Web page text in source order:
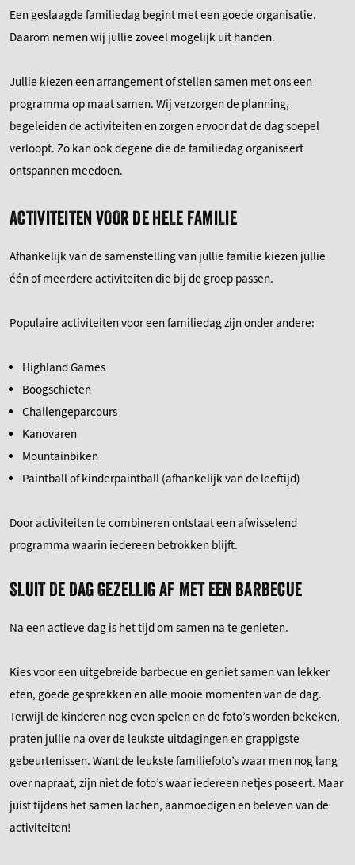
Een geslaagde familiedag begint met een goede organisatie.
Daarom nemen wij jullie zoveel mogelijk uit handen.
Jullie kiezen een arrangement of stellen samen met ons een
programma op maat samen. Wij verzorgen de planning,
begeleiden de activiteiten en zorgen ervoor dat de dag soepel
verloopt. Zo kan ook degene die de familiedag organiseert
ontspannen meedoen.
ACTIVITEITEN VOOR DE HELE FAMILIE
Afhankelijk van de samenstelling van jullie familie kiezen jullie
één of meerdere activiteiten die bij de groep passen.
Populaire activiteiten voor een familiedag zijn onder andere:
Highland Games
Boogschieten
Challengeparcours
Kanovaren
Mountainbiken
Paintball of kinderpaintball (afhankelijk van de leeftijd)
Door activiteiten te combineren ontstaat een afwisselend
programma waarin iedereen betrokken blijft.
SLUIT DE DAG GEZELLIG AF MET EEN BARBECUE
Na een actieve dag is het tijd om samen na te genieten.
Kies voor een uitgebreide barbecue en geniet samen van lekker
eten, goede gesprekken en alle mooie momenten van de dag.
Terwijl de kinderen nog even spelen en de foto’s worden bekeken,
praten jullie na over de leukste uitdagingen en grappigste
gebeurtenissen. Want de leukste familiefoto’s waar men nog lang
over napraat, zijn niet de foto’s waar iedereen netjes poseert. Maar
juist tijdens het samen lachen, aanmoedigen en beleven van de
activiteiten!